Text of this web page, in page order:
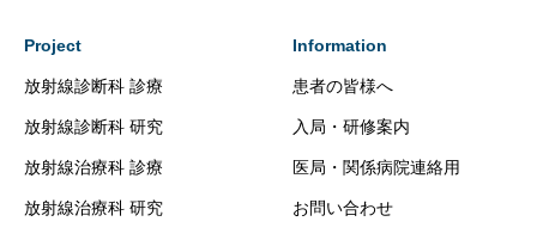
Project
放射線診断科 診療
放射線診断科 研究
放射線治療科 診療
放射線治療科 研究
Information
患者の皆様へ
入局・研修案内
医局・関係病院連絡用
お問い合わせ